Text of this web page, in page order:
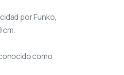
por Funko,
cm.
como